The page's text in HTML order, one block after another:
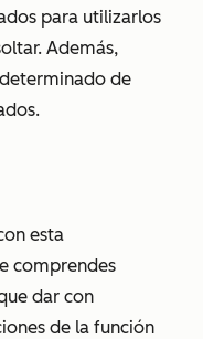
para utilizarlos
Además,
de
esta
comprendes
dar con
de la función